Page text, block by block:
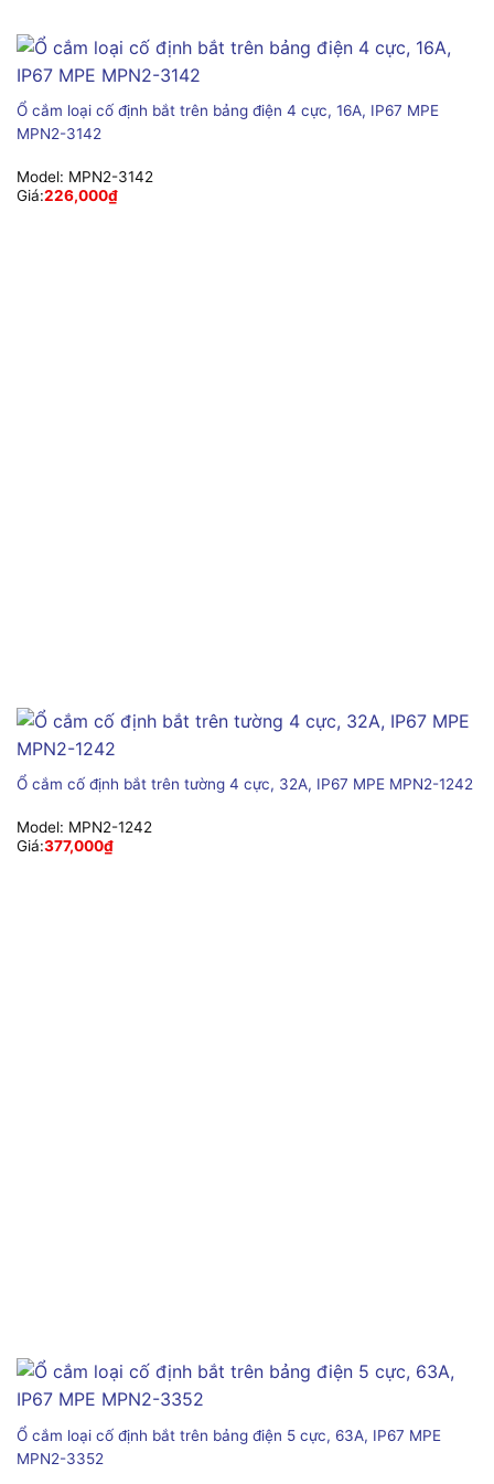
Ổ cắm loại cố định bắt trên bảng điện 4 cực, 16A, IP67 MPE
MPN2-3142
Model: MPN2-3142
Giá:226,000₫
Ổ cắm cố định bắt trên tường 4 cực, 32A, IP67 MPE MPN2-1242
Model: MPN2-1242
Giá:377,000₫
Ổ cắm loại cố định bắt trên bảng điện 5 cực, 63A, IP67 MPE
MPN2-3352